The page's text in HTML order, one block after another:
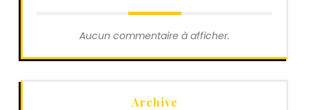
Aucun commentaire à afficher.
Archive